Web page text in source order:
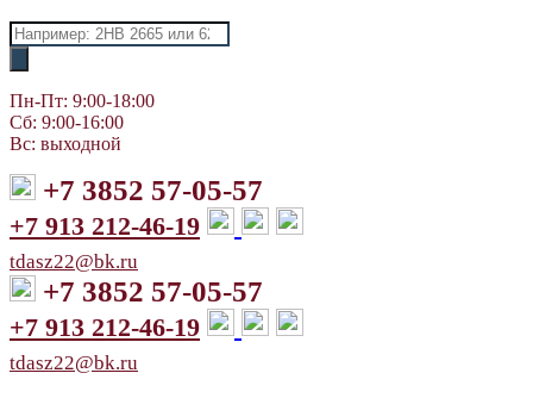
Поиск
товаров
Пн-Пт: 9:00-18:00
Сб: 9:00-16:00
Вс: выходной
+7 3852 57-05-57
+7 913 212-46-19
tdasz22@bk.ru
+7 3852 57-05-57
+7 913 212-46-19
tdasz22@bk.ru